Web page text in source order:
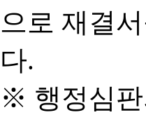
으로 재결
다.
※ 행정심판